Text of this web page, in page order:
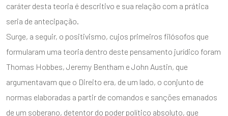
caráter desta teoria é descritivo e sua relação com a prática
seria de antecipação.
Surge, a seguir, o positivismo, cujos primeiros filósofos que
formularam uma teoria dentro deste pensamento jurídico foram
Thomas Hobbes, Jeremy Bentham e John Austin, que
argumentavam que o Direito era, de um lado, o conjunto de
normas elaboradas a partir de comandos e sanções emanados
de um soberano, detentor do poder político absoluto, que